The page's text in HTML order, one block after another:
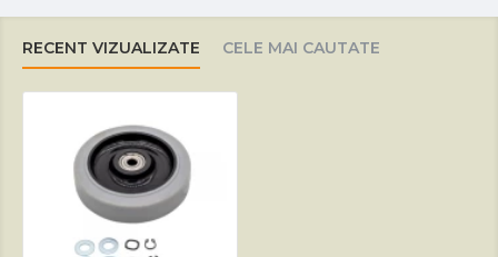
RECENT VIZUALIZATE CELE MAI CAUTATE